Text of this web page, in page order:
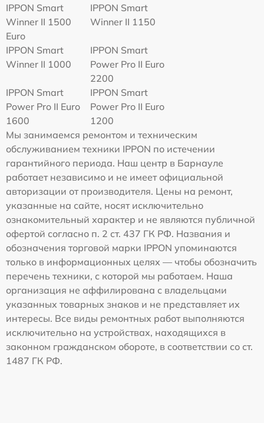
IPPON Smart
Winner II 1500
Euro
IPPON Smart
Winner II 1150
IPPON Smart
Winner II 1000
IPPON Smart
Power Pro II Euro
2200
IPPON Smart
Power Pro II Euro
1600
IPPON Smart
Power Pro II Euro
1200
Мы занимаемся ремонтом и техническим
обслуживанием техники IPPON по истечении
гарантийного периода. Наш центр в Барнауле
работает независимо и не имеет официальной
авторизации от производителя. Цены на ремонт,
указанные на сайте, носят исключительно
ознакомительный характер и не являются публичной
офертой согласно п. 2 ст. 437 ГК РФ. Названия и
обозначения торговой марки IPPON упоминаются
только в информационных целях — чтобы обозначить
перечень техники, с которой мы работаем. Наша
организация не аффилирована с владельцами
указанных товарных знаков и не представляет их
интересы. Все виды ремонтных работ выполняются
исключительно на устройствах, находящихся в
законном гражданском обороте, в соответствии со ст.
1487 ГК РФ.